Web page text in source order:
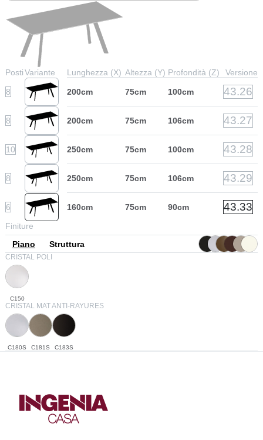
PostiVariante Lunghezza (X) Altezza (Y) Profondità (Z) Versione
8 200cm 75cm 100cm 43.26
8 200cm 75cm 106cm 43.27
10 250cm 75cm 100cm 43.28
8 250cm 75cm 106cm 43.29
6 160cm 75cm 90cm 43.33
Finiture
Piano
Struttura
CRISTAL POLI
C150
CRISTAL MAT ANTI-RAYURES
C180S C181S C183S